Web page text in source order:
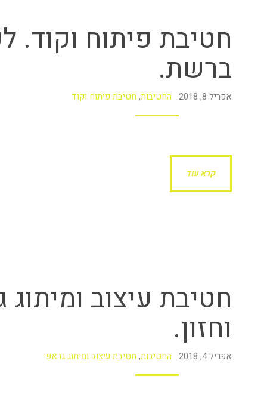
חטיבת פיתוח וקוד.
ברשת.
אפריל 8, 2018 החטיבות, חטיבת פיתוח וקוד
קרא עוד
חטיבת עיצוב
וחזון.
אפריל 4, 2018 החטיבות, חטיבת עיצוב ומיתוג גראפי